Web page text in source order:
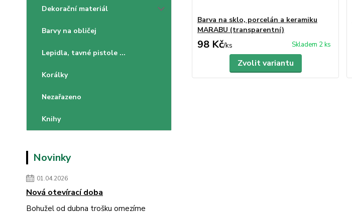
Dekorační materiál
Barvy na obličej
Lepidla, tavné pistole ...
Korálky
Nezařazeno
Knihy
Novinky
01.04.2026
Nová otevírací doba
Bohužel od dubna trošku omezíme
Barva na sklo, porcelán a keramiku
MARABU (transparentní)
98 Kč/ks Skladem 2 ks
Zvolit variantu